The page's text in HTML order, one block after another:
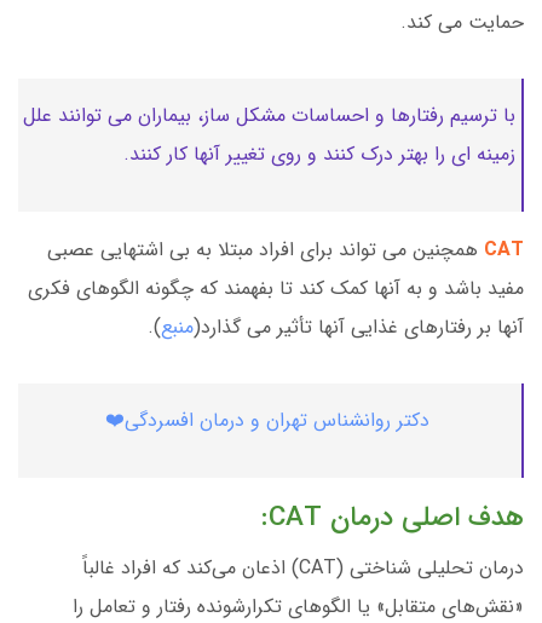
حمایت می کند.
با ترسیم رفتارها و احساسات مشکل ساز، بیماران می توانند علل
زمینه ای را بهتر درک کنند و روی تغییر آنها کار کنند.
CAT همچنین می تواند برای افراد مبتلا به بی اشتهایی عصبی
مفید باشد و به آنها کمک کند تا بفهمند که چگونه الگوهای فکری
آنها بر رفتارهای غذایی آنها تأثیر می گذارد(منبع).
دکتر روانشناس تهران و درمان افسردگی❤️
هدف اصلی درمان CAT:
درمان تحلیلی شناختی (CAT) اذعان می‌کند که افراد غالباً
«نقش‌های متقابل» یا الگوهای تکرارشونده رفتار و تعامل را